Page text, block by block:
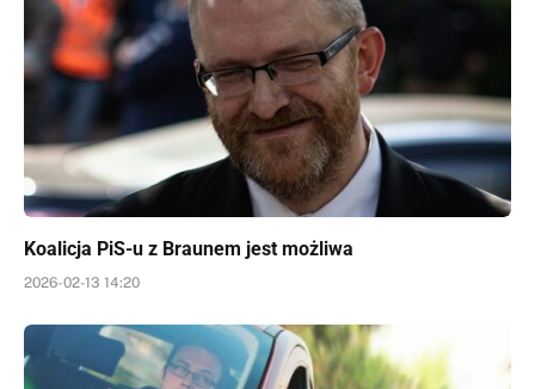
Koalicja PiS-u z Braunem jest możliwa
2026-02-13 14:20